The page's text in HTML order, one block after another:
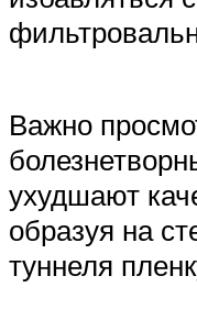
Важно
ухудшают
образуя на
туннеля